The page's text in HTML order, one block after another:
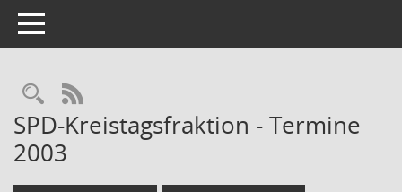
Toggle navigation
Rechercheauswahl
RSS-Feed
SPD-Kreistagsfraktion - Termine
2003